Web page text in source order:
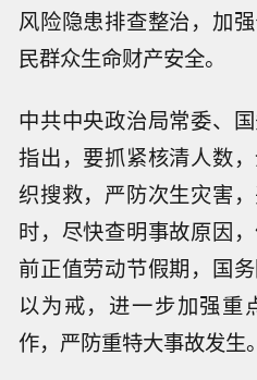
风险隐患排查整治，加
民群众生命财产安全。
中共中央政治局常委、
指出，要抓紧核清人数
织搜救，严防次生灾害
时，尽快查明事故原因
前正值劳动节假期，国
以为戒，进一步加强重
作，严防重特大事故发生。